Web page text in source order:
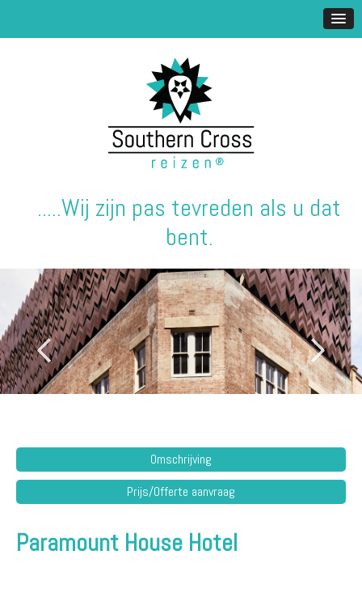
.....Wij zijn pas tevreden als u dat
bent.
Omschrijving
Prijs/Offerte aanvraag
Paramount House Hotel